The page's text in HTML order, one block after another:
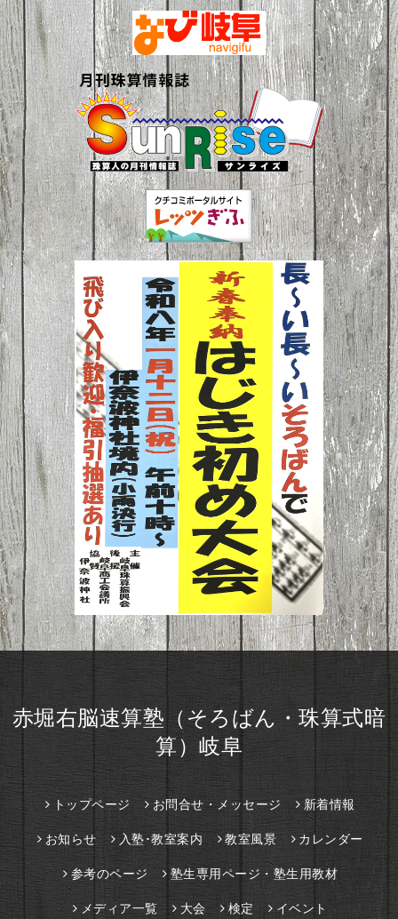
赤堀右脳速算塾（そろばん・珠算式暗
算）岐阜
トップページ お問合せ・メッセージ 新着情報
お知らせ 入塾･教室案内 教室風景 カレンダー
参考のページ 塾生専用ページ・塾生用教材
メディア一覧 大会 検定 イベント